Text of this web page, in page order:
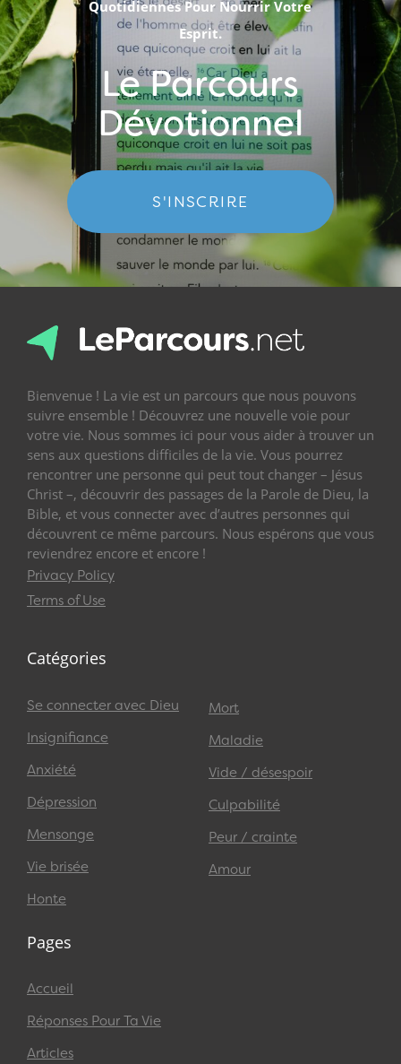
Quotidiennes Pour Nourrir Votre
Esprit.
Le Parcours
Dévotionnel
S'INSCRIRE
Bienvenue ! La vie est un parcours que nous pouvons
suivre ensemble ! Découvrez une nouvelle voie pour
votre vie. Nous sommes ici pour vous aider à trouver un
sens aux questions difficiles de la vie. Vous pourrez
rencontrer une personne qui peut tout changer – Jésus
Christ –, découvrir des passages de la Parole de Dieu, la
Bible, et vous connecter avec d’autres personnes qui
découvrent ce même parcours. Nous espérons que vous
reviendrez encore et encore !
Privacy Policy
Terms of Use
Catégories
Se connecter avec Dieu
Insignifiance
Anxiété
Dépression
Mensonge
Vie brisée
Honte
Mort
Maladie
Vide / désespoir
Culpabilité
Peur / crainte
Amour
Pages
Accueil
Réponses Pour Ta Vie
Articles